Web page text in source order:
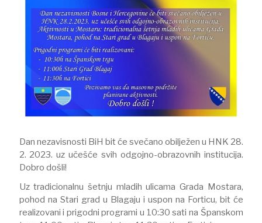
Dan nezavisnosti BiH bit će svečano obilježen u HNK 28.
2. 2023. uz učešće svih odgojno-obrazovnih institucija.
Dobro došli!
Uz tradicionalnu šetnju mladih ulicama Grada Mostara,
pohod na Stari grad u Blagaju i uspon na Forticu, bit će
realizovani i prigodni programi u 10:30 sati na Španskom